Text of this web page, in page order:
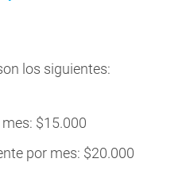
los siguientes:
$15.000
por mes: $20.000